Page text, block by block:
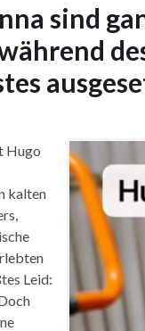
sind
Hugo
kalten
Leid: